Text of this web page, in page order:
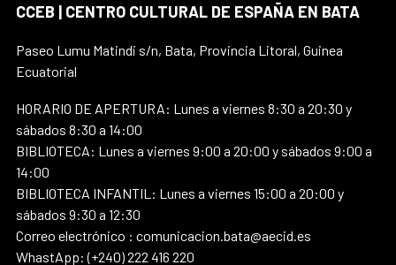
CCEB | CENTRO CULTURAL DE ESPAÑA EN BATA
Paseo Lumu Matindi s/n, Bata, Provincia Litoral, Guinea
Ecuatorial
HORARIO DE APERTURA: Lunes a viernes 8:30 a 20:30 y
sábados 8:30 a 14:00
BIBLIOTECA: Lunes a viernes 9:00 a 20:00 y sábados 9:00 a
14:00
BIBLIOTECA INFANTIL: Lunes a viernes 15:00 a 20:00 y
sábados 9:30 a 12:30
Correo electrónico : comunicacion.bata@aecid.es
WhastApp: (+240) 222 416 220